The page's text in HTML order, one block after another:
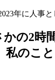
年に人事
の2時
のこと